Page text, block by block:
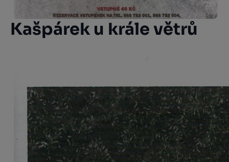
Kašpárek u krále větrů